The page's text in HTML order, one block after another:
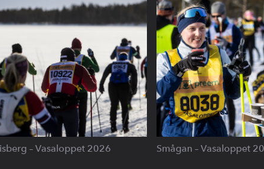
– Vasaloppet 2026 Smågan – Vasaloppet